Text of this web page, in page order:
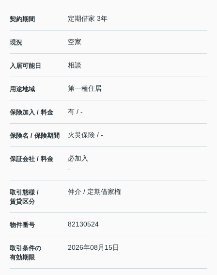
契約期間 定期借家 3年
現況 空家
入居可能日 相談
用途地域 第一種住居
保険加入 / 料金 有 / -
保険名 / 保険期間 火災保険 / -
保証会社 / 料金
必加入
-
取引態様 /
賃貸区分
仲介 / 定期借家権
物件番号 82130524
取引条件の
有効期限
2026年08月15日